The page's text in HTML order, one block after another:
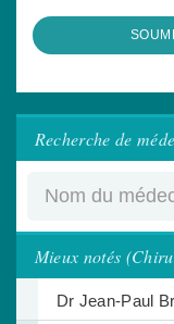
Recherche de
Mieux notés
Dr Jean-Paul